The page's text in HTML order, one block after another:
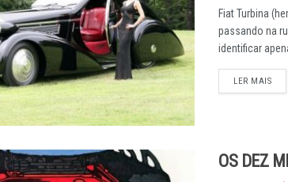
Fiat Turbina
passando na
identificar
LER MAIS
OS DEZ